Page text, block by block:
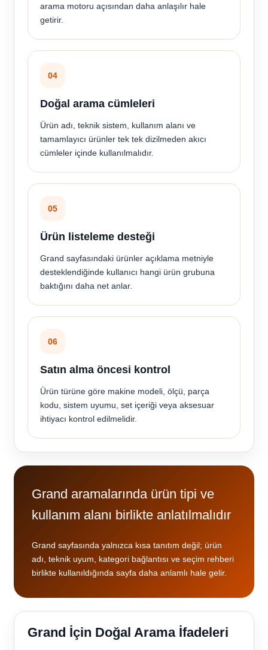
arama motoru açısından daha anlaşılır hale
getirir.
04
Doğal arama cümleleri
Ürün adı, teknik sistem, kullanım alanı ve
tamamlayıcı ürünler tek tek dizilmeden akıcı
cümleler içinde kullanılmalıdır.
05
Ürün listeleme desteği
Grand sayfasındaki ürünler açıklama metniyle
desteklendiğinde kullanıcı hangi ürün grubuna
baktığını daha net anlar.
06
Satın alma öncesi kontrol
Ürün türüne göre makine modeli, ölçü, parça
kodu, sistem uyumu, set içeriği veya aksesuar
ihtiyacı kontrol edilmelidir.
Grand aramalarında ürün tipi ve
kullanım alanı birlikte anlatılmalıdır
Grand sayfasında yalnızca kısa tanıtım değil; ürün
adı, teknik uyum, kategori bağlantısı ve seçim rehberi
birlikte kullanıldığında sayfa daha anlamlı hale gelir.
Grand İçin Doğal Arama İfadeleri